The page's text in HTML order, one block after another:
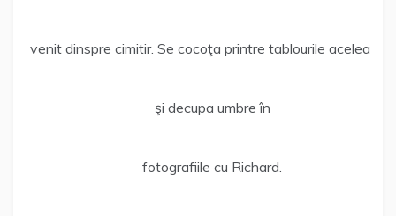
venit dinspre cimitir. Se cocoţa printre tablourile acelea
şi decupa umbre în
fotografiile cu Richard.